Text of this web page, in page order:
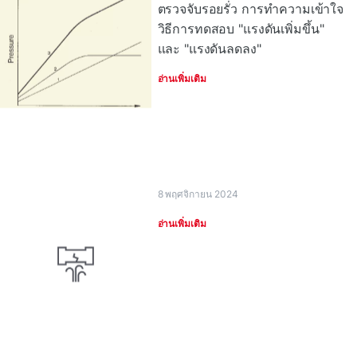
ตรวจจับรอยรั่ว การทําความเข้าใจ
วิธีการทดสอบ "แรงดันเพิ่มขึ้น"
และ "แรงดันลดลง"
อ่านเพิ่มเติม
8 พฤศจิกายน 2024
อ่านเพิ่มเติม